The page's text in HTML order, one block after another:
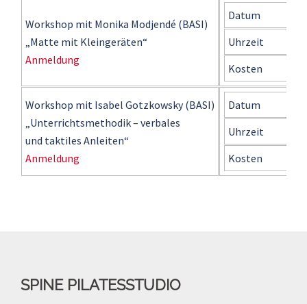
Workshop mit Monika Modjendé (BASI)
„Matte mit Kleingeräten“
Anmeldung
Datum
Uhrzeit
Kosten
Workshop mit Isabel Gotzkowsky (BASI)
„Unterrichtsmethodik – verbales
und taktiles Anleiten“
Anmeldung
Datum
Uhrzeit
Kosten
SPINE PILATESSTUDIO